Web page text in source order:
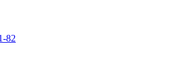
82